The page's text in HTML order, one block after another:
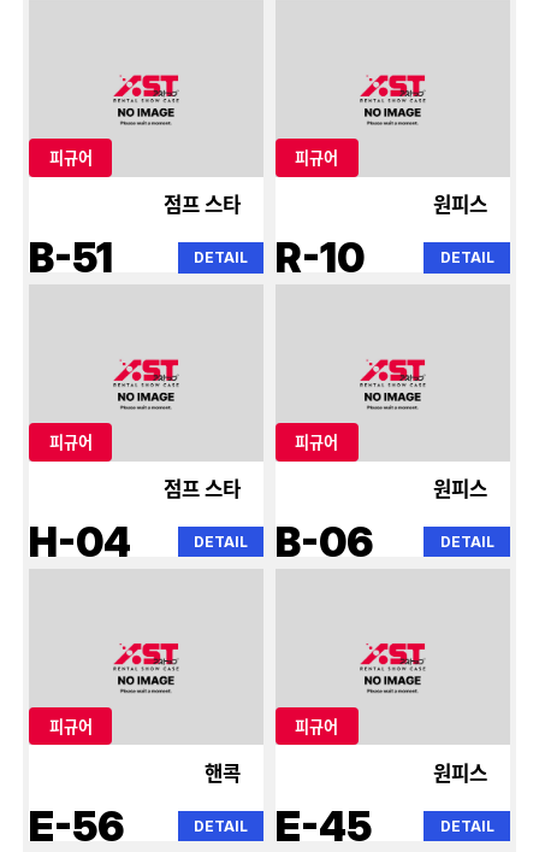
피규어
점프 스타
B-51 DETAIL
피규어
원피스
R-10 DETAIL
피규어
점프 스타
H-04 DETAIL
피규어
원피스
B-06 DETAIL
피규어
핸콕
E-56 DETAIL
피규어
원피스
E-45 DETAIL